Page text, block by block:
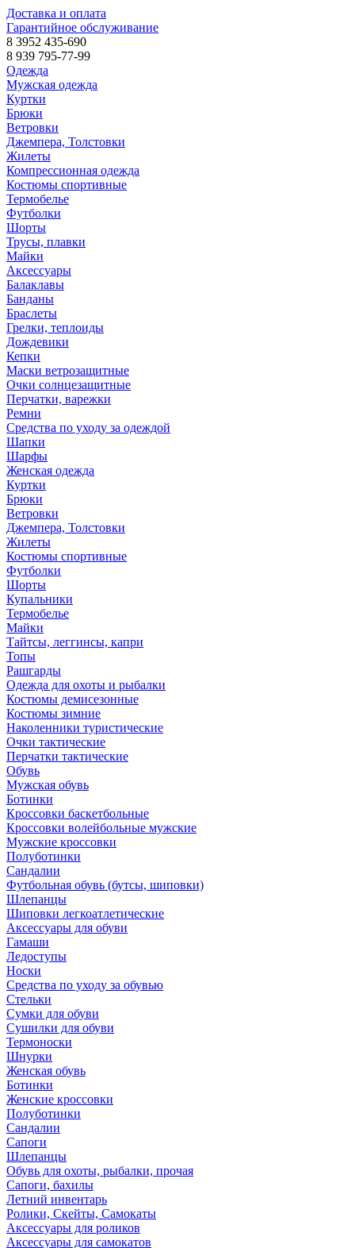
Доставка и оплата
Гарантийное обслуживание
8 3952 435-690
8 939 795-77-99
Одежда
Мужская одежда
Куртки
Брюки
Ветровки
Джемпера, Толстовки
Жилеты
Компрессионная одежда
Костюмы спортивные
Термобелье
Футболки
Шорты
Трусы, плавки
Майки
Аксессуары
Балаклавы
Банданы
Браслеты
Грелки, теплоиды
Дождевики
Кепки
Маски ветрозащитные
Очки солнцезащитные
Перчатки, варежки
Ремни
Средства по уходу за одеждой
Шапки
Шарфы
Женская одежда
Куртки
Брюки
Ветровки
Джемпера, Толстовки
Жилеты
Костюмы спортивные
Футболки
Шорты
Купальники
Термобелье
Майки
Тайтсы, леггинсы, капри
Топы
Рашгарды
Одежда для охоты и рыбалки
Костюмы демисезонные
Костюмы зимние
Наколенники туристические
Очки тактические
Перчатки тактические
Обувь
Мужская обувь
Ботинки
Кроссовки баскетбольные
Кроссовки волейбольные мужские
Мужские кроссовки
Полуботинки
Сандалии
Футбольная обувь (бутсы, шиповки)
Шлепанцы
Шиповки легкоатлетические
Аксессуары для обуви
Гамаши
Ледоступы
Носки
Средства по уходу за обувью
Стельки
Сумки для обуви
Сушилки для обуви
Термоноски
Шнурки
Женская обувь
Ботинки
Женские кроссовки
Полуботинки
Сандалии
Сапоги
Шлепанцы
Обувь для охоты, рыбалки, прочая
Сапоги, бахилы
Летний инвентарь
Ролики, Скейты, Самокаты
Аксессуары для роликов
Аксессуары для самокатов